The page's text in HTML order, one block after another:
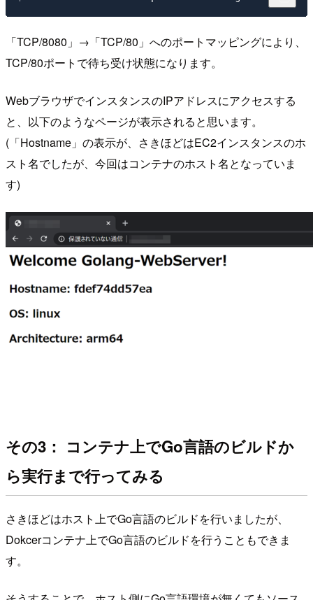
「TCP/8080」→「TCP/80」へのポートマッピングにより、
TCP/80ポートで待ち受け状態になります。
WebブラウザでインスタンスのIPアドレスにアクセスする
と、以下のようなページが表示されると思います。
(「Hostname」の表示が、さきほどはEC2インスタンスのホ
スト名でしたが、今回はコンテナのホスト名となっていま
す)
その3： コンテナ上でGo言語のビルドか
ら実行まで行ってみる
さきほどはホスト上でGo言語のビルドを行いましたが、
Dokcerコンテナ上でGo言語のビルドを行うこともできま
す。